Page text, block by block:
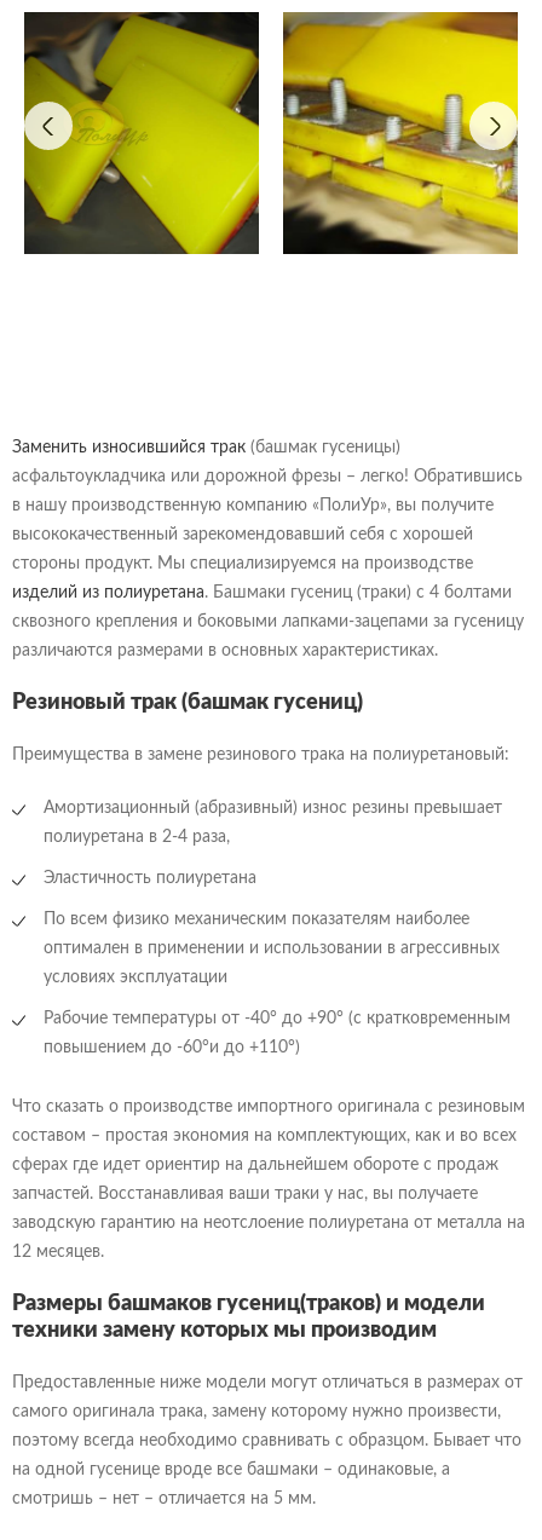
Заменить износившийся трак (башмак гусеницы)
асфальтоукладчика или дорожной фрезы – легко! Обратившись
в нашу производственную компанию «ПолиУр», вы получите
высококачественный зарекомендовавший себя с хорошей
стороны продукт. Мы специализируемся на производстве
изделий из полиуретана. Башмаки гусениц (траки) с 4 болтами
сквозного крепления и боковыми лапками-зацепами за гусеницу
различаются размерами в основных характеристиках.
Резиновый трак (башмак гусениц)
Преимущества в замене резинового трака на полиуретановый:
Амортизационный (абразивный) износ резины превышает
полиуретана в 2-4 раза,
Эластичность полиуретана
По всем физико механическим показателям наиболее
оптимален в применении и использовании в агрессивных
условиях эксплуатации
Рабочие температуры от -40° до +90° (с кратковременным
повышением до -60°и до +110°)
Что сказать о производстве импортного оригинала с резиновым
составом – простая экономия на комплектующих, как и во всех
сферах где идет ориентир на дальнейшем обороте с продаж
запчастей. Восстанавливая ваши траки у нас, вы получаете
заводскую гарантию на неотслоение полиуретана от металла на
12 месяцев.
Размеры башмаков гусениц(траков) и модели
техники замену которых мы производим
Предоставленные ниже модели могут отличаться в размерах от
самого оригинала трака, замену которому нужно произвести,
поэтому всегда необходимо сравнивать с образцом. Бывает что
на одной гусенице вроде все башмаки – одинаковые, а
смотришь – нет – отличается на 5 мм.